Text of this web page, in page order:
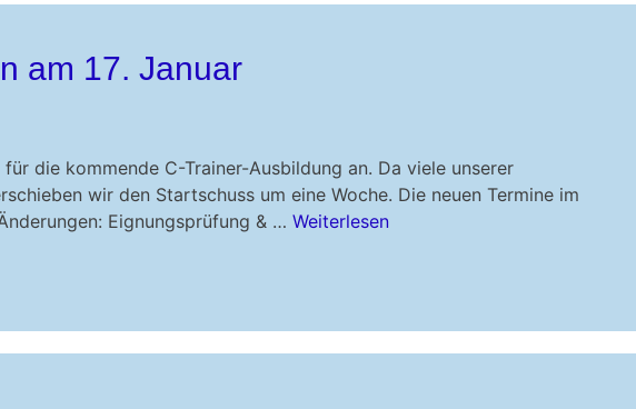
am 17. Januar
die kommende C-Trainer-Ausbildung an. Da viele unserer
wir den Startschuss um eine Woche. Die neuen Termine im
Eignungsprüfung & … Weiterlesen